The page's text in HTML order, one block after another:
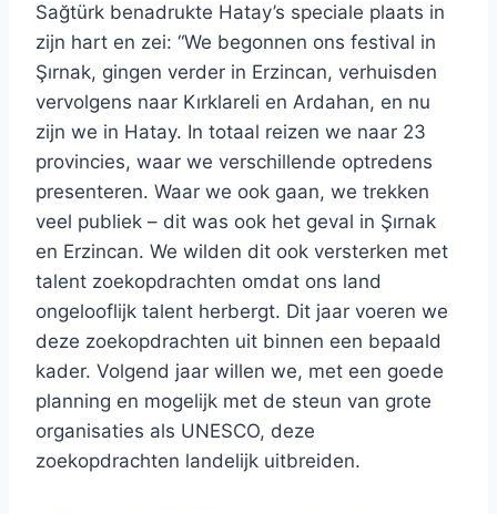
Sağtürk benadrukte Hatay’s speciale plaats in
zijn hart en zei: “We begonnen ons festival in
Şırnak, gingen verder in Erzincan, verhuisden
vervolgens naar Kırklareli en Ardahan, en nu
zijn we in Hatay. In totaal reizen we naar 23
provincies, waar we verschillende optredens
presenteren. Waar we ook gaan, we trekken
veel publiek – dit was ook het geval in Şırnak
en Erzincan. We wilden dit ook versterken met
talent zoekopdrachten omdat ons land
ongelooflijk talent herbergt. Dit jaar voeren we
deze zoekopdrachten uit binnen een bepaald
kader. Volgend jaar willen we, met een goede
planning en mogelijk met de steun van grote
organisaties als UNESCO, deze
zoekopdrachten landelijk uitbreiden.